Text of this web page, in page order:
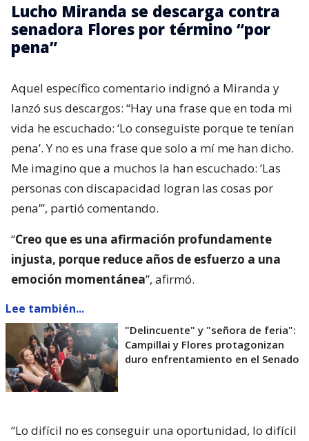
Lucho Miranda se descarga contra
senadora Flores por término “por
pena”
Aquel específico comentario indignó a Miranda y
lanzó sus descargos: “Hay una frase que en toda mi
vida he escuchado: ‘Lo conseguiste porque te tenían
pena’. Y no es una frase que solo a mí me han dicho.
Me imagino que a muchos la han escuchado: ‘Las
personas con discapacidad logran las cosas por
pena’”, partió comentando.
“Creo que es una afirmación profundamente
injusta, porque reduce años de esfuerzo a una
emoción momentánea”, afirmó.
Lee también...
"Delincuente" y "señora de feria":
Campillai y Flores protagonizan
duro enfrentamiento en el Senado
“Lo difícil no es conseguir una oportunidad, lo difícil